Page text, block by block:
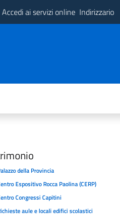
Accedi ai servizi online Indirizzario
della Provincia
Espositivo Rocca Paolina (CERP)
Congressi Capitini
aule e locali edifici scolastici